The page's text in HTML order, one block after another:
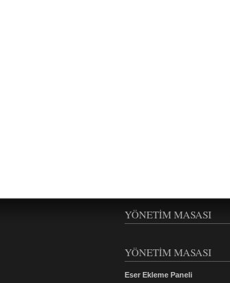
YÖNETIM MASASI
YÖNETİM MASASI
Eser Ekleme Paneli